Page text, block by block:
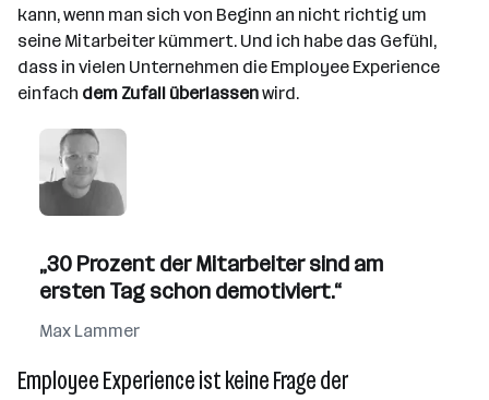
kann, wenn man sich von Beginn an nicht richtig um
seine Mitarbeiter kümmert. Und ich habe das Gefühl,
dass in vielen Unternehmen die Employee Experience
einfach dem Zufall überlassenwird.
„30 Prozent der Mitarbeiter sind am
ersten Tag schon demotiviert.“
Max Lammer
Employee Experience ist keine Frage der